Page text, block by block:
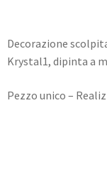
Decorazione
Krystal1, dipinta a
Pezzo unico –